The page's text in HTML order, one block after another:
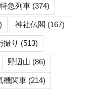
特急列車 (374)
神社仏閣 (167)
撮り (513)
野辺山 (86)
機関車 (214)